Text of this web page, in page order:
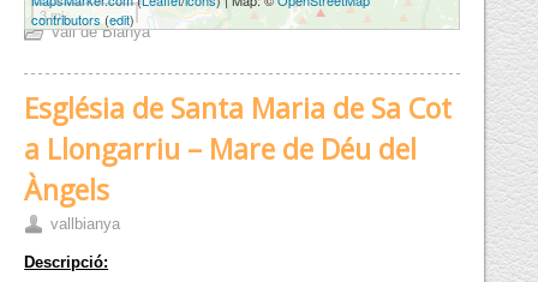
3 mi
contributors (edit)
Vall de Bianya
Església de Santa Maria de Sa Cot
a Llongarriu – Mare de Déu del
Àngels
vallbianya
Descripció: